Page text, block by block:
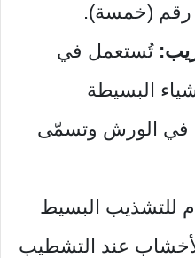
رقم (خمسة).
تُستعمل في
البسيطة
في الورش وتسمّى
للتشذيب البسيط
عند التشطيب